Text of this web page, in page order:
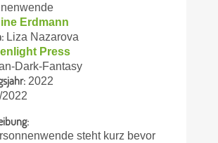
Erdmann
Liza Nazarova
Press
Dark-Fantasy
2022
steht kurz bevor